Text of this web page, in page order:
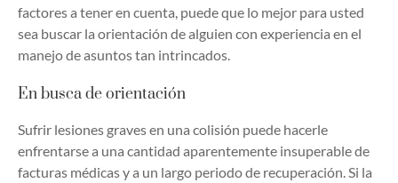
factores a tener en cuenta, puede que lo mejor para usted
sea buscar la orientación de alguien con experiencia en el
manejo de asuntos tan intrincados.
En busca de orientación
Sufrir lesiones graves en una colisión puede hacerle
enfrentarse a una cantidad aparentemente insuperable de
facturas médicas y a un largo periodo de recuperación. Si la